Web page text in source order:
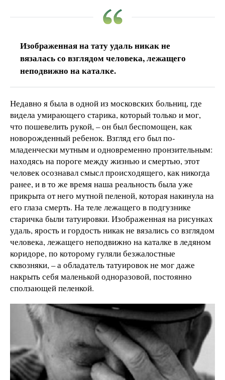
Изображенная на тату удаль никак не
вязалась со взглядом человека, лежащего
неподвижно на каталке.
Недавно я была в одной из московских больниц, где
видела умирающего старика, который только и мог,
что пошевелить рукой, – он был беспомощен, как
новорожденный ребенок. Взгляд его был по-
младенчески мутным и одновременно пронзительным:
находясь на пороге между жизнью и смертью, этот
человек осознавал смысл происходящего, как никогда
ранее, и в то же время наша реальность была уже
прикрыта от него мутной пеленой, которая накинула на
его глаза смерть. На теле лежащего в подгузнике
старичка были татуировки. Изображенная на рисунках
удаль, ярость и гордость никак не вязались со взглядом
человека, лежащего неподвижно на каталке в ледяном
коридоре, по которому гуляли безжалостные
сквозняки, – а обладатель татуировок не мог даже
накрыть себя маленькой одноразовой, постоянно
сползающей пеленкой.